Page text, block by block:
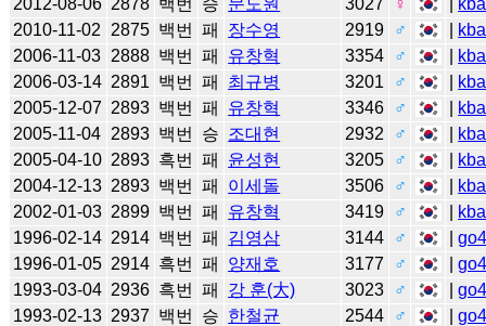
2010-11-02
2875 백번 패 장수영 2919 ♂
kba
2006-11-03 2888 백번 패 유창혁 3354 ♂
kba
2006-03-14 2891 백번 패 최규병 3201 ♂
kba
2005-12-07 2893 백번 패 유창혁 3346 ♂
kba
2005-11-04 2893 백번 승 조대현 2932 ♂
kba
2005-04-10 2893 흑번 패 윤성현 3205 ♂
kba
2004-12-13 2893 백번 패 이세돌 3506 ♂
kba
2002-01-03 2899 백번 패 유창혁 3419 ♂
kba
1996-02-14 2914 백번 패 김영삼 3144 ♂ |
1996-01-05 2914 흑번 패 양재호 3177 ♂ |
1993-03-04 2936 흑번 패 강 훈(大) 3023 ♂ |
1993-02-13 2937 백번 승 한철균 2544 ♂ |